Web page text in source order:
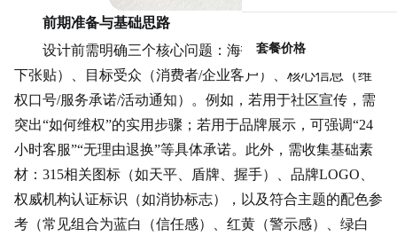
套餐价格
前期准备与基础思路
设计前需明确三个核心问题：海报用途（线上传播/线
下张贴）、目标受众（消费者/企业客户）、核心信息（维
权口号/服务承诺/活动通知）。例如，若用于社区宣传，需
突出“如何维权”的实用步骤；若用于品牌展示，可强调“24
小时客服”“无理由退换”等具体承诺。此外，需收集基础素
材：315相关图标（如天平、盾牌、握手）、品牌LOGO、
权威机构认证标识（如消协标志），以及符合主题的配色参
考（常见组合为蓝白（信任感）、红黄（警示感）、绿白